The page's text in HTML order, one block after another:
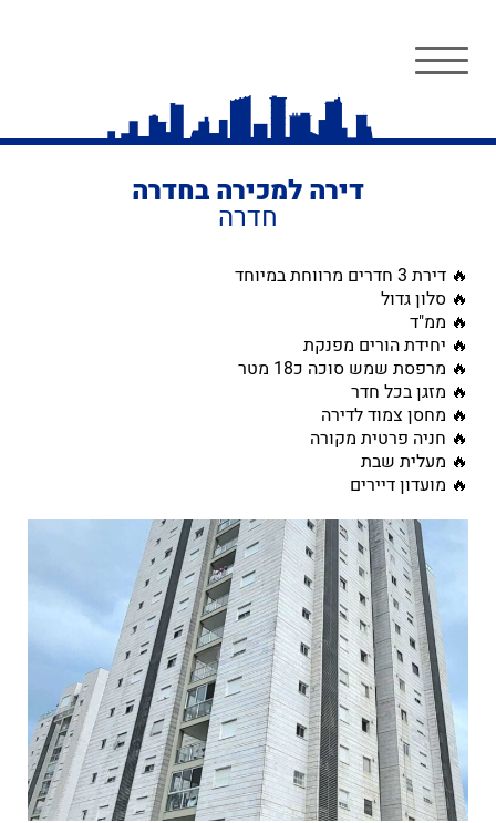
דירה למכירה בחדרה
חדרה
🔥 דירת 3 חדרים מרווחת במיוחד
🔥 סלון גדול
🔥 ממ"ד
🔥 יחידת הורים מפנקת
🔥 מרפסת שמש סוכה כ18 מטר
🔥 מזגן בכל חדר
🔥 מחסן צמוד לדירה
🔥 חניה פרטית מקורה
🔥 מעלית שבת
🔥 מועדון דיירים